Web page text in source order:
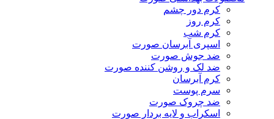
کرم دور چشم
کرم روز
کرم شب
اسپری آبرسان صورت
ضد جوش صورت
ضد لک و روشن کننده صورت
کرم آبرسان
سرم پوست
ضد چروک صورت
اسکراب و لایه بردار صورت